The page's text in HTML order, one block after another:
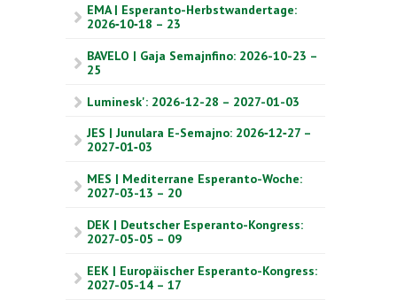
EMA | Esperanto-Herbstwandertage:
2026‑10‑18 – 23
BAVELO | Gaja Semajnfino: 2026-10-23 –
25
Luminesk': 2026-12-28 – 2027-01-03
JES | Junulara E-Semajno: 2026‑12‑27 –
2027‑01‑03
MES | Mediterrane Esperanto-Woche:
2027-03-13 – 20
DEK | Deutscher Esperanto-Kongress:
2027-05-05 – 09
EEK | Europäischer Esperanto-Kongress:
2027-05-14 – 17